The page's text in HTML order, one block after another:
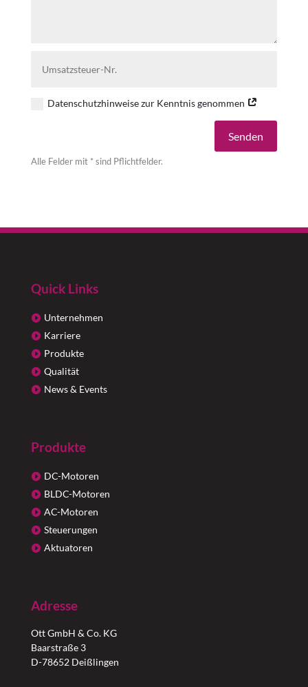
Datenschutzhinweise zur Kenntnis genommen
Senden
Alle Felder mit * sind Pflichtfelder.
Quick Links
Unternehmen
Karriere
Produkte
Qualität
News & Events
Produkte
DC-Motoren
BLDC-Motoren
AC-Motoren
Steuerungen
Aktuatoren
Adresse
Ott GmbH & Co. KG
Baarstraße 3
D-78652 Deißlingen